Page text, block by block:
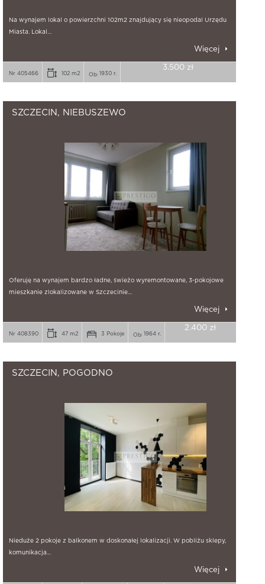
Na wynajem lokal o powierzchni 102m2 znajdujący się nieopodal Urzędu
Miasta. Lokal…
Więcej
Nr 405466 102 m2 1930 r.
3.500 zł
SZCZECIN, NIEBUSZEWO
Oferuję na wynajem bardzo ładne, świeżo wyremontowane, 3-pokojowe
mieszkanie zlokalizowane w Szczecinie…
Więcej
Nr 408390 47 m2 3 Pokoje 1964 r.
2.400 zł
SZCZECIN, POGODNO
Nieduże 2 pokoje z balkonem w doskonałej lokalizacji. W pobliżu sklepy,
komunikacja…
Więcej